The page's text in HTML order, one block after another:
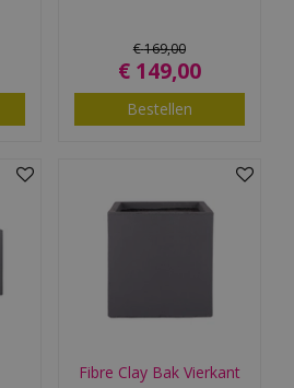
€169,00
€ 149,00
Bestellen
Fibre Clay Bak Vierkant